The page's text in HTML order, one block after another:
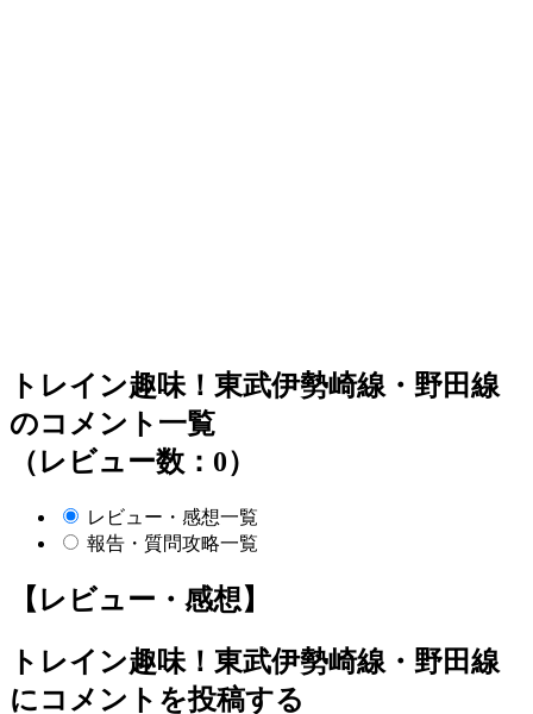
トレイン趣味！東武伊勢崎線・野田線
のコメント一覧
（レビュー数：0）
レビュー・感想一覧
報告・質問攻略一覧
【レビュー・感想】
トレイン趣味！東武伊勢崎線・野田線
にコメントを投稿する